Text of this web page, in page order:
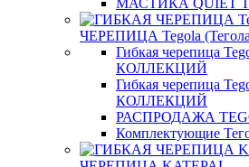
МАСТИКА QUIET
ЧЕРЕПИЦА Tegola
Гибкая черепица
КОЛЛЕКЦИЙ
Гибкая черепица
КОЛЛЕКЦИЙ
РАСПРОДАЖА
Комплектующие